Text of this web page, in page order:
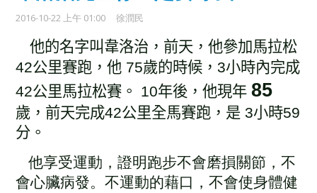
2016-10-22 上午 01:00 徐潤民
他的名字叫韋洛治 ， 前天，他參加馬拉松
42公里賽跑 ，他 75歲的時候，3小時內完成
42公里馬拉松賽。 10年後，他現年85
歲，前天完成42公里全馬賽跑，是 3小時59
分。
他享受運動，證明跑步不會磨損關節，不
會心臟病發。不運動的藉口，不會使身體健